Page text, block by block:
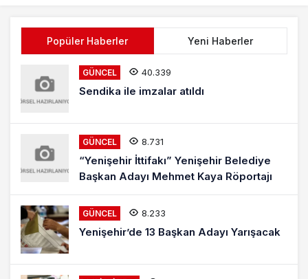
Popüler Haberler Yeni Haberler
GÜNCEL 40.339
Sendika ile imzalar atıldı
GÜNCEL 8.731
“Yenişehir İttifakı” Yenişehir Belediye
Başkan Adayı Mehmet Kaya Röportajı
GÜNCEL 8.233
Yenişehir’de 13 Başkan Adayı Yarışacak